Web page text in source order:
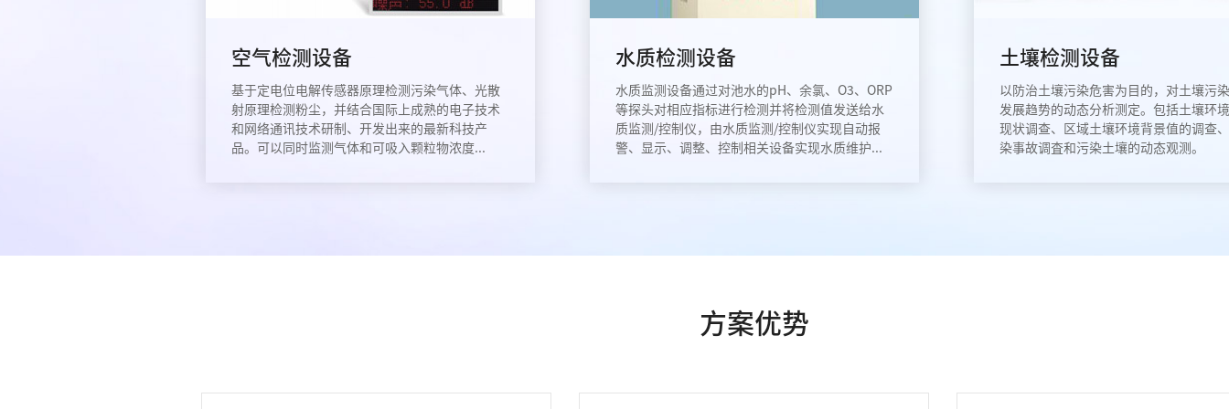
空气检测设备
基于定电位电解传感器原理检测污染气体、光散
射原理检测粉尘，并结合国际上成熟的电子技术
和网络通讯技术研制、开发出来的最新科技产
品。可以同时监测气体和可吸入颗粒物浓度...
水质检测设备
水质监测设备通过对池水的pH、余氯、O3、ORP
等探头对相应指标进行检测并将检测值发送给水
质监测/控制仪，由水质监测/控制仪实现自动报
警、显示、调整、控制相关设备实现水质维护...
土壤检测设备
以防治土壤污染危害为目的，对土壤污
发展趋势的动态分析测定。包括土壤环
现状调查、区域土壤环境背景值的调查
染事故调査和污染土壤的动态观测。
方案优势